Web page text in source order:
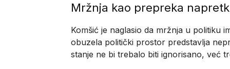
Mržnja kao prepreka
Komšić je naglasio da mržnja u politiku
obuzela politički prostor predstavlja
stanje ne bi trebalo biti ignorisano, već